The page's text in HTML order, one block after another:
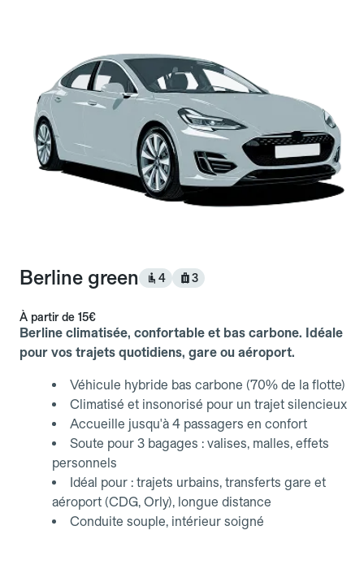
Berline green 4 3
À partir de 15€
Berline climatisée, confortable et bas carbone. Idéale
pour vos trajets quotidiens, gare ou aéroport.
Véhicule hybride bas carbone (70% de la flotte)
Climatisé et insonorisé pour un trajet silencieux
Accueille jusqu'à 4 passagers en confort
Soute pour 3 bagages : valises, malles, effets
personnels
Idéal pour : trajets urbains, transferts gare et
aéroport (CDG, Orly), longue distance
Conduite souple, intérieur soigné